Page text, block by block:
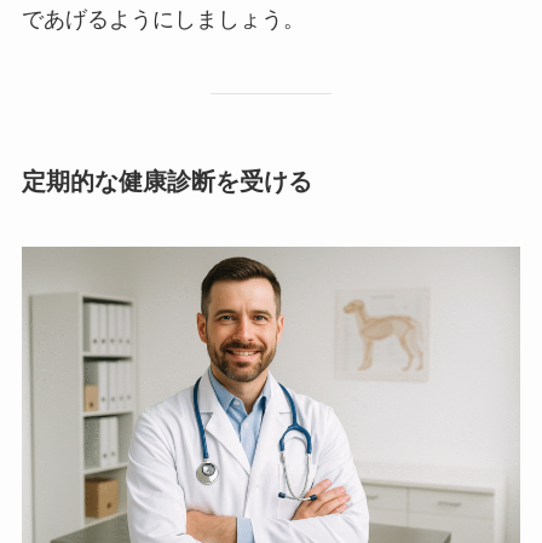
であげるようにしましょう。
定期的な健康診断を受ける